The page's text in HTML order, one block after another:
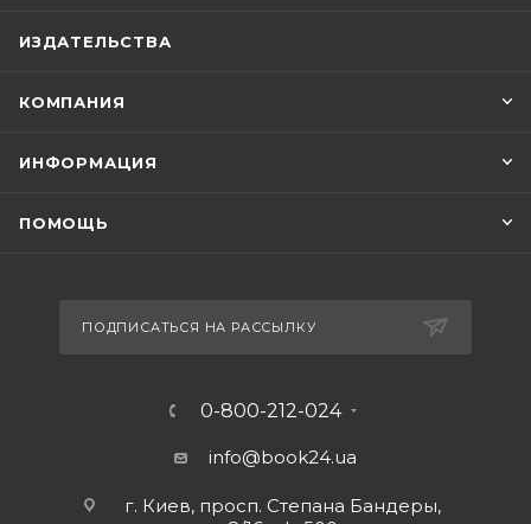
ИЗДАТЕЛЬСТВА
КОМПАНИЯ
ИНФОРМАЦИЯ
ПОМОЩЬ
ПОДПИСАТЬСЯ НА РАССЫЛКУ
0-800-212-024
info@book24.ua
г. Киев, просп. Степана Бандеры,